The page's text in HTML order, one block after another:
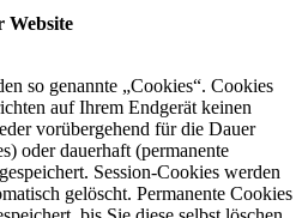
Website
so genannte „Cookies“. Cookies
aufIhrem Endgerät keinen
vorübergehend für die Dauer
oder dauerhaft (permanente
Session-Cookies werden
gelöscht. Permanente Cookies